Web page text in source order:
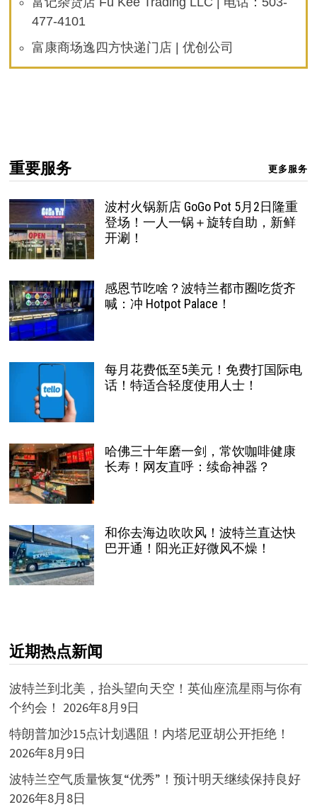
477-4101
富康商场逸四方快递门店 | 优创公司
重要服务 更多服务
波村火锅新店 GoGo Pot 5月2日隆重
登场！一人一锅＋旋转自助，新鲜
开涮！
感恩节吃啥？波特兰都市圈吃货齐
喊：冲 Hotpot Palace！
每月花费低至5美元！免费打国际电
话！特适合轻度使用人士！
哈佛三十年磨一剑，常饮咖啡健康
长寿！网友直呼：续命神器？
和你去海边吹吹风！波特兰直达快
巴开通！阳光正好微风不燥！
近期热点新闻
波特兰到北美，抬头望向天空！英仙座流星雨与你有
个约会！ 2026年8月9日
特朗普加沙15点计划遇阻！内塔尼亚胡公开拒绝！
2026年8月9日
波特兰空气质量恢复“优秀”！预计明天继续保持良好
2026年8月8日